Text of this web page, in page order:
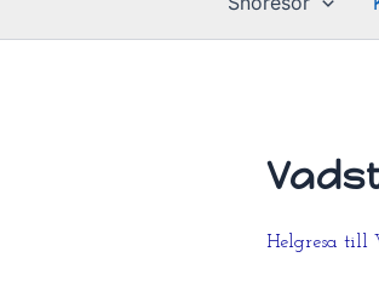
Helgresa till